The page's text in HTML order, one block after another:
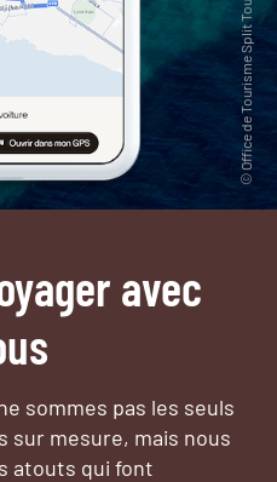
avec
sommes pas les seuls
sur mesure, mais nous
atouts qui font